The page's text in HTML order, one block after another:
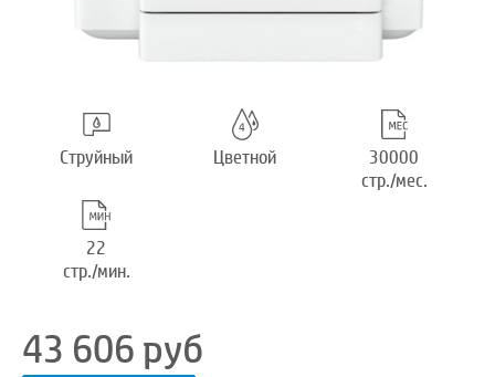
Струйный Цветной
30000
стр./мес.
22
стр./мин.
43 606руб